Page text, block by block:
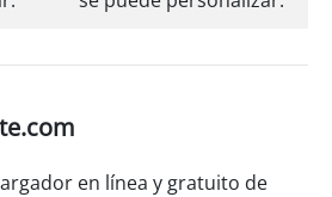
en línea y gratuito de